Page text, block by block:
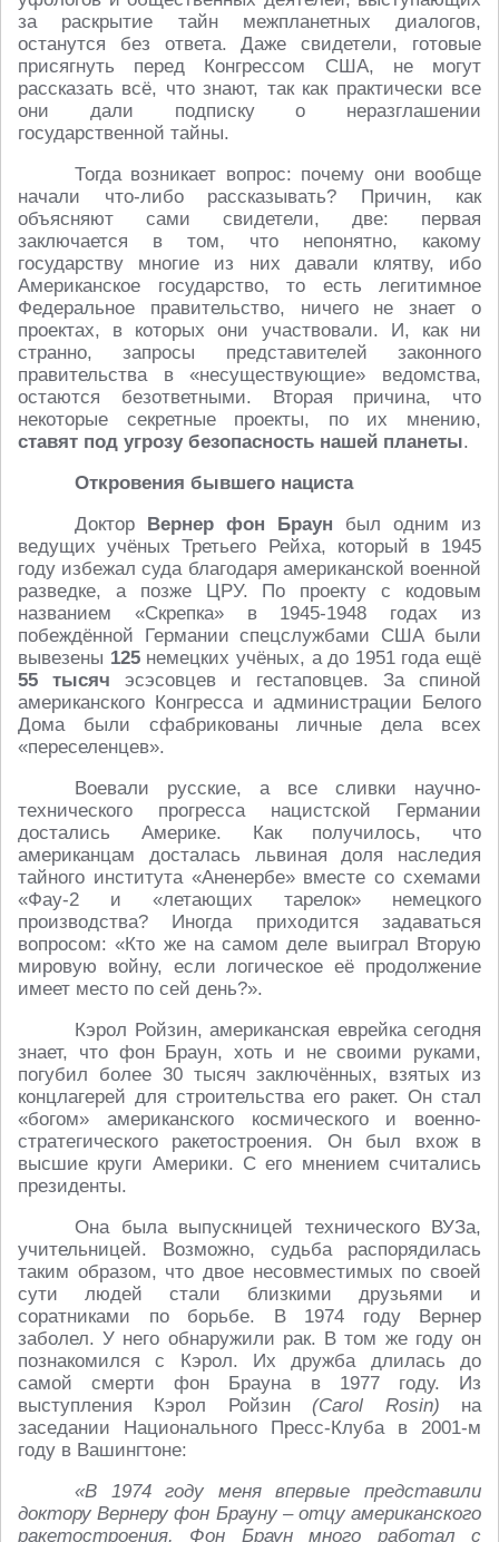
за раскрытие тайн межпланетных диалогов,
останутся без ответа. Даже свидетели, готовые
присягнуть перед Конгрессом США, не могут
рассказать всё, что знают, так как практически все
они дали подписку о неразглашении
государственной тайны.
Тогда возникает вопрос: почему они вообще
начали что-либо рассказывать? Причин, как
объясняют сами свидетели, две: первая
заключается в том, что непонятно, какому
государству многие из них давали клятву, ибо
Американское государство, то есть легитимное
Федеральное правительство, ничего не знает о
проектах, в которых они участвовали. И, как ни
странно, запросы представителей законного
правительства в «несуществующие» ведомства,
остаются безответными. Вторая причина, что
некоторые секретные проекты, по их мнению,
ставят под угрозу безопасность нашей планеты.
Откровения бывшего нациста
Доктор Вернер фон Браун был одним из
ведущих учёных Третьего Рейха, который в 1945
году избежал суда благодаря американской военной
разведке, а позже ЦРУ. По проекту с кодовым
названием «Скрепка» в 1945-1948 годах из
побеждённой Германии спецслужбами США были
вывезены 125немецких учёных, а до 1951 года ещё
55 тысяч эсэсовцев и гестаповцев. За спиной
американского Конгресса и администрации Белого
Дома были сфабрикованы личные дела всех
«переселенцев».
Воевали русские, а все сливки научно-
технического прогресса нацистской Германии
достались Америке. Как получилось, что
американцам досталась львиная доля наследия
тайного института «Аненербе» вместе со схемами
«Фау-2 и «летающих тарелок» немецкого
производства? Иногда приходится задаваться
вопросом: «Кто же на самом деле выиграл Вторую
мировую войну, если логическое её продолжение
имеет место по сей день?».
Кэрол Ройзин, американская еврейка сегодня
знает, что фон Браун, хоть и не своими руками,
погубил более 30 тысяч заключённых, взятых из
концлагерей для строительства его ракет. Он стал
«богом» американского космического и военно-
стратегического ракетостроения. Он был вхож в
высшие круги Америки. С его мнением считались
президенты.
Она была выпускницей технического ВУЗа,
учительницей. Возможно, судьба распорядилась
таким образом, что двое несовместимых по своей
сути людей стали близкими друзьями и
соратниками по борьбе. В 1974 году Вернер
заболел. У него обнаружили рак. В том же году он
познакомился с Кэрол. Их дружба длилась до
самой смерти фон Брауна в 1977 году. Из
выступления Кэрол Ройзин(Carol Rosin) на
заседании Национального Пресс-Клуба в 2001-м
году в Вашингтоне:
«В 1974 году меня впервые представили
доктору Вернеру фон Брауну – отцу американского
ракетостроения. Фон Браун много работал с